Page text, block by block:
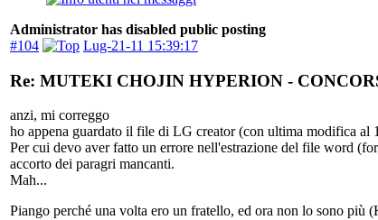
Administrator has disabled public posting
#104
Lug-21-11 15:39:17
Re: MUTEKI CHOJIN HYPERION -
anzi, mi correggo
ho appena guardato il file di LG creator (con ultima modifica
Per cui devo aver fatto un errore nell'estrazione del file word
accorto dei paragri mancanti.
Mah...
Piango perché una volta ero un fratello, ed ora non lo sono più